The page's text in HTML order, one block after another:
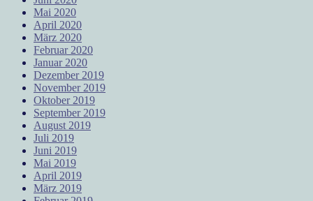
Mai 2020
April 2020
März 2020
Februar 2020
Januar 2020
Dezember 2019
November 2019
Oktober 2019
September 2019
August 2019
Juli 2019
Juni 2019
Mai 2019
April 2019
März 2019